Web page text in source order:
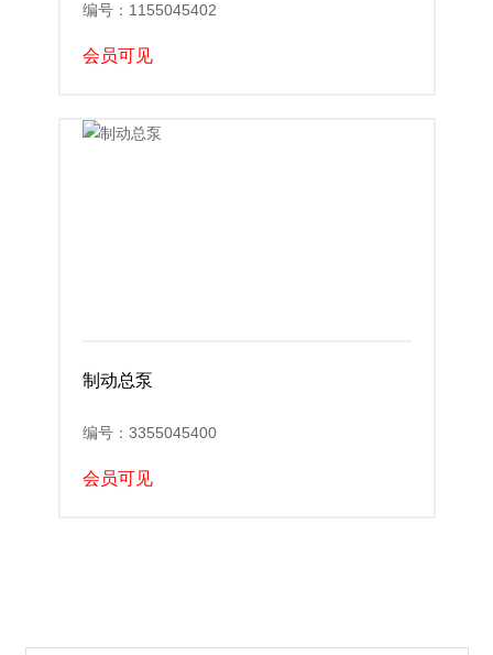
编号：1155045402
会员可见
制动总泵
编号：3355045400
会员可见